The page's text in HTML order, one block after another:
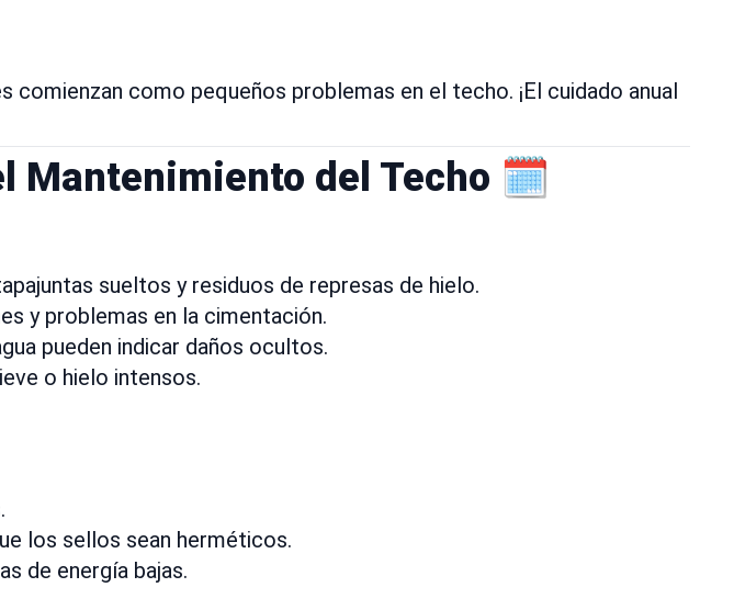
como pequeños problemas en el techo. ¡El cuidado anual
Mantenimiento del Techo 🗓️
sueltos y residuos de represas de hielo.
y problemas en la cimentación.
pueden indicar daños ocultos.
o hielo intensos.
los sellos sean herméticos.
de energía bajas.